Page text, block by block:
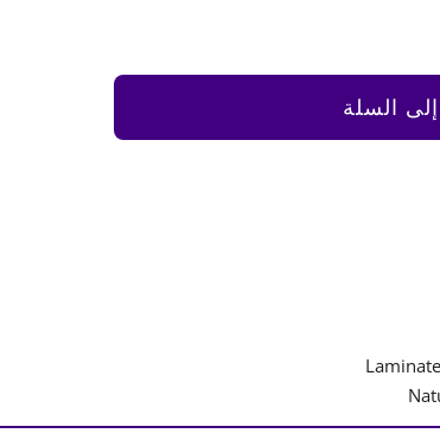
السلة